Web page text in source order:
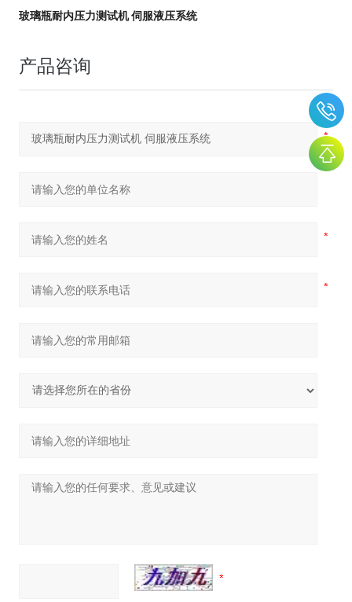
玻璃瓶耐内压力测试机 伺服液压系统
产品咨询